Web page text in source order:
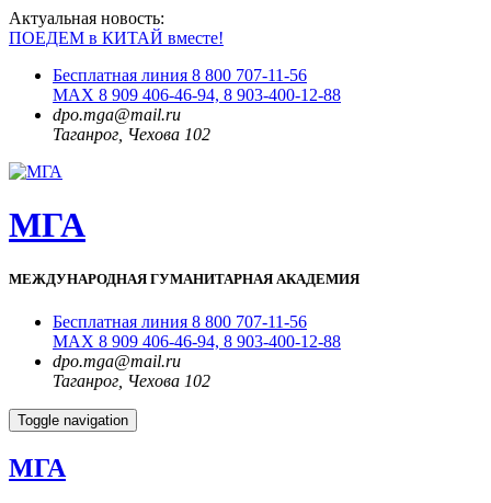
Актуальная новость:
ПОЕДЕМ в КИТАЙ вместе!
Бесплатная линия 8 800 707-11-56
MAX 8 909 406-46-94, 8 903-400-12-88
dpo.mga@mail.ru
Таганрог, Чехова 102
МГА
МЕЖДУНАРОДНАЯ ГУМАНИТАРНАЯ АКАДЕМИЯ
Бесплатная линия 8 800 707-11-56
MAX 8 909 406-46-94, 8 903-400-12-88
dpo.mga@mail.ru
Таганрог, Чехова 102
Toggle navigation
МГА